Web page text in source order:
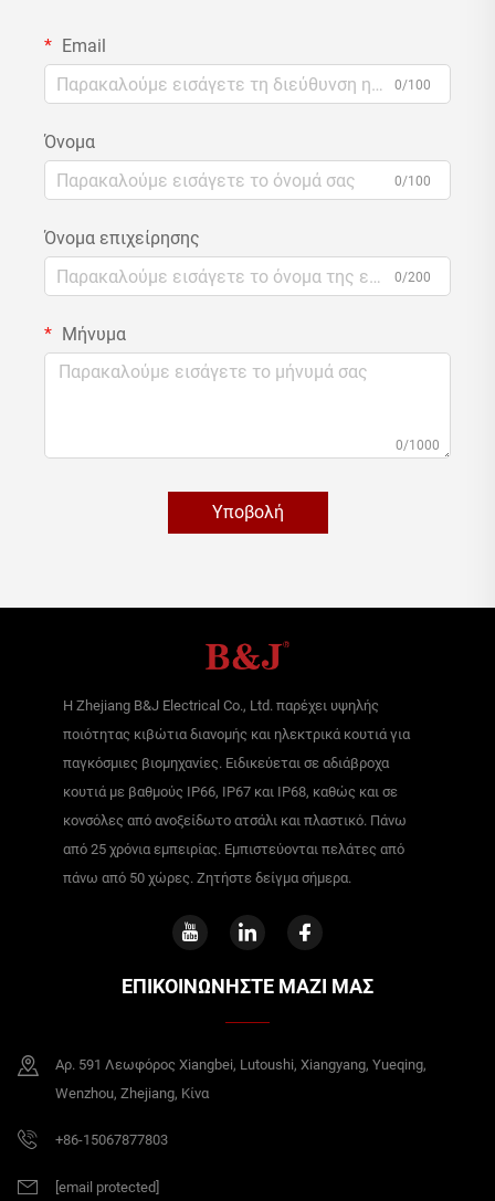
Email
0/100
Όνομα
0/100
Όνομα επιχείρησης
0/200
Μήνυμα
0/1000
Υποβολή
Η Zhejiang B&J Electrical Co., Ltd. παρέχει υψηλής
ποιότητας κιβώτια διανομής και ηλεκτρικά κουτιά για
παγκόσμιες βιομηχανίες. Ειδικεύεται σε αδιάβροχα
κουτιά με βαθμούς IP66, IP67 και IP68, καθώς και σε
κονσόλες από ανοξείδωτο ατσάλι και πλαστικό. Πάνω
από 25 χρόνια εμπειρίας. Εμπιστεύονται πελάτες από
πάνω από 50 χώρες. Ζητήστε δείγμα σήμερα.
ΕΠΙΚΟΙΝΩΝΗΣΤΕ ΜΑΖΙ ΜΑΣ
Αρ. 591 Λεωφόρος Xiangbei, Lutoushi, Xiangyang, Yueqing,
Wenzhou, Zhejiang, Κίνα
+86-15067877803
[email protected]